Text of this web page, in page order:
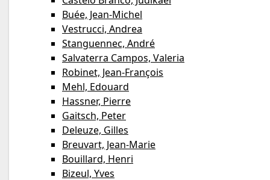
Buée, Jean-Michel
Vestrucci, Andrea
Stanguennec, André
Salvaterra Campos, Valeria
Robinet, Jean-François
Mehl, Edouard
Hassner, Pierre
Gaitsch, Peter
Deleuze, Gilles
Breuvart, Jean-Marie
Bouillard, Henri
Bizeul, Yves